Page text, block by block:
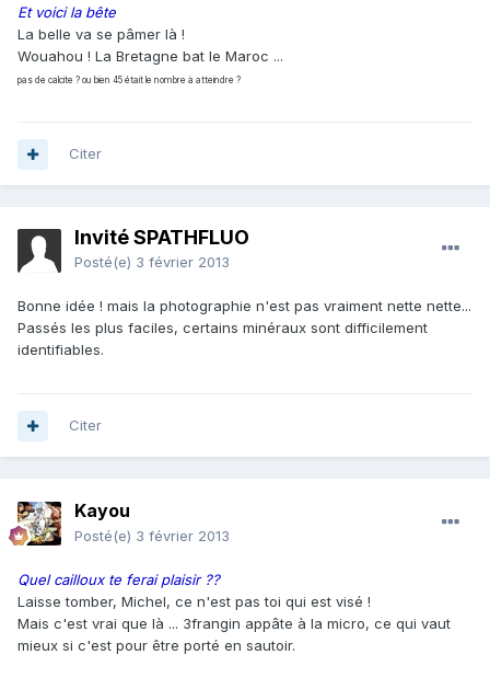
Et voici la bête
La belle va se pâmer là !
Wouahou ! La Bretagne bat le Maroc ...
pas de calcite ? ou bien 45 était le nombre à atteindre ?
Citer
Invité SPATHFLUO
Posté(e) 3 février 2013
Bonne idée ! mais la photographie n'est pas vraiment nette nette...
Passés les plus faciles, certains minéraux sont difficilement
identifiables.
Citer
Kayou
Posté(e) 3 février 2013
Quel cailloux te ferai plaisir ??
Laisse tomber, Michel, ce n'est pas toi qui est visé !
Mais c'est vrai que là ... 3frangin appâte à la micro, ce qui vaut
mieux si c'est pour être porté en sautoir.